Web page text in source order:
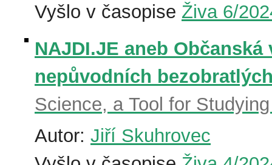
Vyšlo v časopise Živa 6/
NAJDI.JE aneb
nepůvodních
Science, a Tool for
Autor: Jiří Skuhrovec